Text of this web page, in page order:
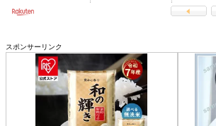
スポンサーリンク